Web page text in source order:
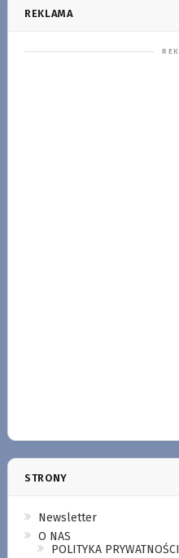
REKLAMA
STRONY
Newsletter
O NAS
POLITYKA PRYWATNOŚCI